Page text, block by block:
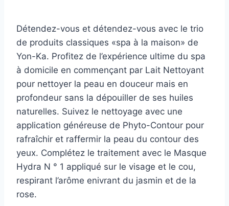
Détendez-vous et détendez-vous avec le trio
de produits classiques «spa à la maison» de
Yon-Ka. Profitez de l’expérience ultime du spa
à domicile en commençant par Lait Nettoyant
pour nettoyer la peau en douceur mais en
profondeur sans la dépouiller de ses huiles
naturelles. Suivez le nettoyage avec une
application généreuse de Phyto-Contour pour
rafraîchir et raffermir la peau du contour des
yeux. Complétez le traitement avec le Masque
Hydra N ° 1 appliqué sur le visage et le cou,
respirant l’arôme enivrant du jasmin et de la
rose.